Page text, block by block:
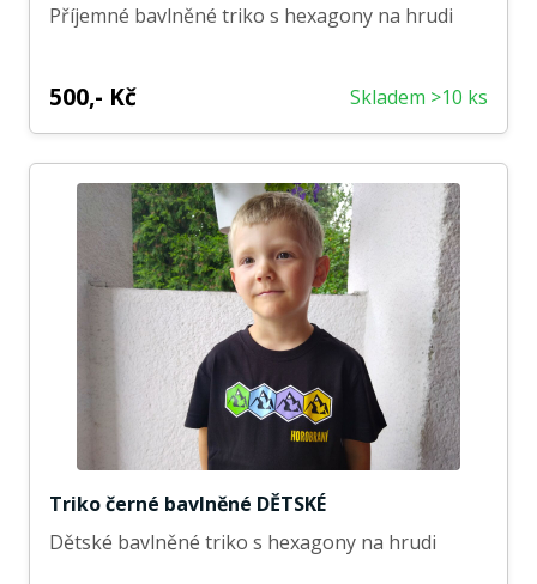
Příjemné bavlněné triko s hexagony na hrudi
500,- Kč Skladem >10 ks
Triko černé bavlněné DĚTSKÉ
Dětské bavlněné triko s hexagony na hrudi